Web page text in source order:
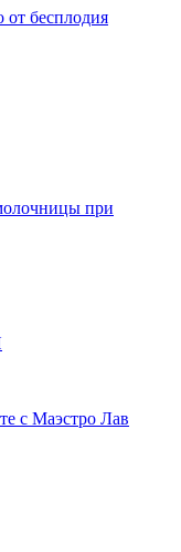
от бесплодия
при
с Маэстро Лав